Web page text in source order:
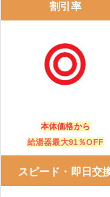
割引率
本体価格から
給湯器最大91％OFF
スピード・即日交